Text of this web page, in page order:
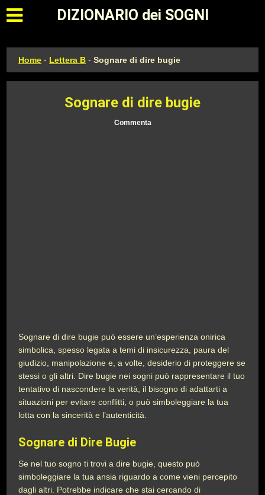
Apri il menu principale
DIZIONARIO dei SOGNI
Home - Lettera B -Sognare di dire bugie
Sognare di dire bugie
Commenta
Sognare di dire bugie può essere un’esperienza onirica
simbolica, spesso legata a temi di insicurezza, paura del
giudizio, manipolazione e, a volte, desiderio di proteggere se
stessi o gli altri. Dire bugie nei sogni può rappresentare il tuo
tentativo di nascondere la verità, il bisogno di adattarti a
situazioni per evitare conflitti, o può simboleggiare la tua
lotta con la sincerità e l’autenticità.
Sognare di Dire Bugie
Se nel tuo sogno ti trovi a dire bugie, questo può
simboleggiare la tua ansia riguardo a come vieni percepito
dagli altri. Potrebbe indicare che stai cercando di